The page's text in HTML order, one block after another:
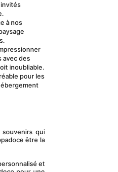
à nos
avec des
inoubliable.
pour les
souvenirs qui
être la
et